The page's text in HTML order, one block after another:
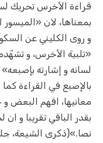
قراءة الأخرس تحريك
بمعناها، لان
و روى الكليني عن
«تلبية الأخرس، و
بالإصبع في القراءة
معانيها، افهم البعض
بقدر الباقي تقريبا و
نصا.»(ذکری الشیعة، جلد ۳، صفحه